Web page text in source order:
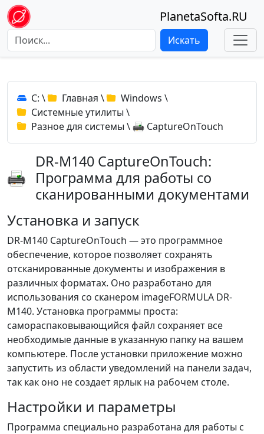
PlanetaSofta.RU
Искать
C: \ Главная \ Windows \
Системные утилиты \
Разное для системы \ CaptureOnTouch
DR-M140 CaptureOnTouch:
Программа для работы со
сканированными документами
Установка и запуск
DR-M140 CaptureOnTouch — это программное
обеспечение, которое позволяет сохранять
отсканированные документы и изображения в
различных форматах. Оно разработано для
использования со сканером imageFORMULA DR-
M140. Установка программы проста:
самораспаковывающийся файл сохраняет все
необходимые данные в указанную папку на вашем
компьютере. После установки приложение можно
запустить из области уведомлений на панели задач,
так как оно не создает ярлык на рабочем столе.
Настройки и параметры
Программа специально разработана для работы с